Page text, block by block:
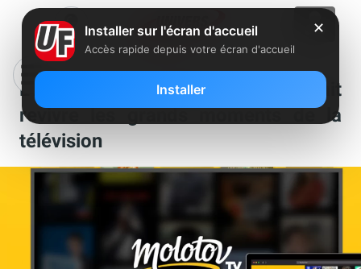
L’INA s’invite sur Molotov et vous fait
revivre les grands moments de la
télévision
✕
Installer sur l'écran d'accueil
Accès rapide depuis votre écran d'accueil
Installer